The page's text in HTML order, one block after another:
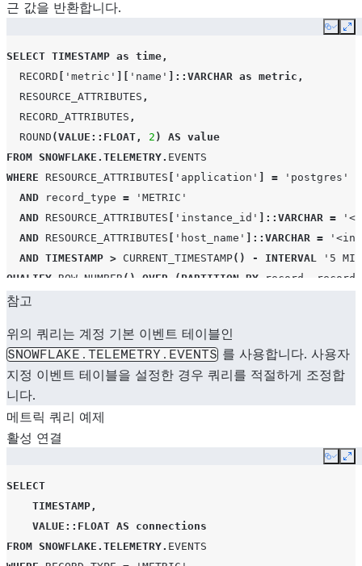
근 값을 반환합니다.
Copy
SELECT TIMESTAMP as time ,
RECORD
'metric' 'name' ::VARCHAR as metric ,
RESOURCE_ATTRIBUTES ,
RECORD_ATTRIBUTES ,
ROUND (VALUE ::FLOAT , 2 ) AS value
FROM SNOWFLAKE . TELEMETRY. EVENTS
WHERE
RESOURCE_ATTRIBUTES 'application' =
'postgres'
AND
record_type =
'METRIC'
AND RESOURCE_ATTRIBUTES 'instance_id' ::VARCHAR =
AND RESOURCE_ATTRIBUTES 'host_name' ::VARCHAR =
AND TIMESTAMP > CURRENT_TIMESTAMP() - INTERVAL
'5
QUALIFY ROW_NUMBER () OVER ( PARTITION BY record
ORDER
참고
위의 쿼리는 계정 기본 이벤트 테이블인
SNOWFLAKE.TELEMETRY.EVENTS 를 사용합니다. 사용자
지정 이벤트 테이블을 설정한 경우 쿼리를 적절하게 조정합
니다.
메트릭 쿼리 예제
활성 연결
Copy
SELECT
TIMESTAMP ,
VALUE ::FLOAT AS
connections
FROM SNOWFLAKE . TELEMETRY. EVENTS